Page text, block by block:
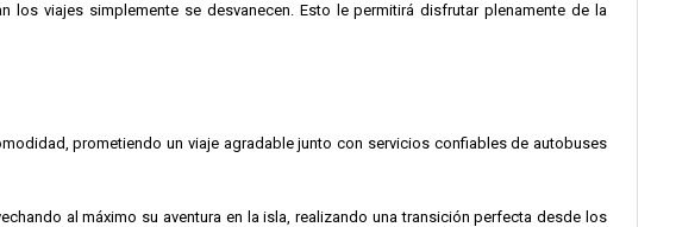
viajes simplemente se desvanecen. Esto le permitirá disfrutar plenamente de la
prometiendo un viaje agradable junto con servicios confiables de autobuses
al máximo su aventura en la isla, realizando una transición perfecta desde los